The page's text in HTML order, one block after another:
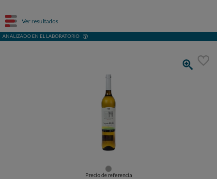
Ver resultados
ANALIZADO EN EL LABORATORIO
Precio de referencia